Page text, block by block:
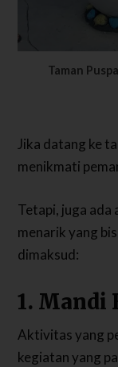
Taman
Jika datang ke
menikmati
Tetapi, juga
menarik yang
dimaksud:
1. Mandi
Aktivitas yang
kegiatan yang